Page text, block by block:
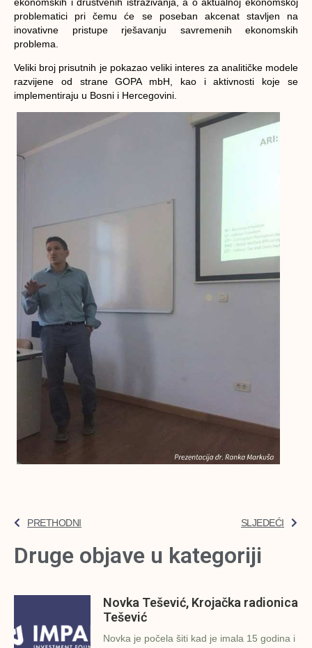
problematici pri čemu će se poseban akcenat stavljen na
inovativne pristupe rješavanju savremenih ekonomskih
problema.
Veliki broj prisutnih je pokazao veliki interes za analitičke modele
razvijene od strane GOPA mbH, kao i aktivnosti koje se
implementiraju u Bosni i Hercegovini.
PRETHODNI SLJEDEĆI
Druge objave u kategoriji
Novka Tešević, Krojačka radionica
Tešević
Novka je počela šiti kad je imala 15 godina i